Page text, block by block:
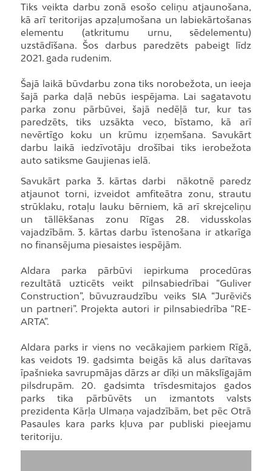
Tiks veikta darbu zonā esošo celiņu atjaunošana,
kā arī teritorijas apzaļumošana un labiekārtošanas
elementu (atkritumu urnu, sēdelementu)
uzstādīšana. Šos darbus paredzēts pabeigt līdz
2021. gada rudenim.
Šajā laikā būvdarbu zona tiks norobežota, un ieeja
šajā parka daļā nebūs iespējama. Lai sagatavotu
parka zonu pārbūvei, šajā nedēļā tur, kur tas
paredzēts, tiks uzsākta veco, bīstamo, kā arī
nevērtīgo koku un krūmu izņemšana. Savukārt
darbu laikā iedzīvotāju drošībai tiks ierobežota
auto satiksme Gaujienas ielā.
Savukārt parka 3. kārtas darbi nākotnē paredz
atjaunot torni, izveidot amfiteātra zonu, strautu
strūklaku, rotaļu lauku bērniem, kā arī skrejceliņu
un tāllēkšanas zonu Rīgas 28. vidusskolas
vajadzībām. 3. kārtas darbu īstenošana ir atkarīga
no finansējuma piesaistes iespējām.
Aldara parka pārbūvi iepirkuma procedūras
rezultātā uzticēts veikt pilnsabiedrībai “Guliver
Construction”, būvuzraudzību veiks SIA “Jurēvičs
un partneri”. Projekta autori ir pilnsabiedrība “RE-
ARTA”.
Aldara parks ir viens no vecākajiem parkiem Rīgā,
kas veidots 19. gadsimta beigās kā alus darītavas
īpašnieka savrupmājas dārzs ar dīķi un mākslīgajām
pilsdrupām. 20. gadsimta trīsdesmitajos gados
parks tika pārbūvēts un izmantots valsts
prezidenta Kārļa Ulmaņa vajadzībām, bet pēc Otrā
Pasaules kara parks kļuva par publiski pieejamu
teritoriju.